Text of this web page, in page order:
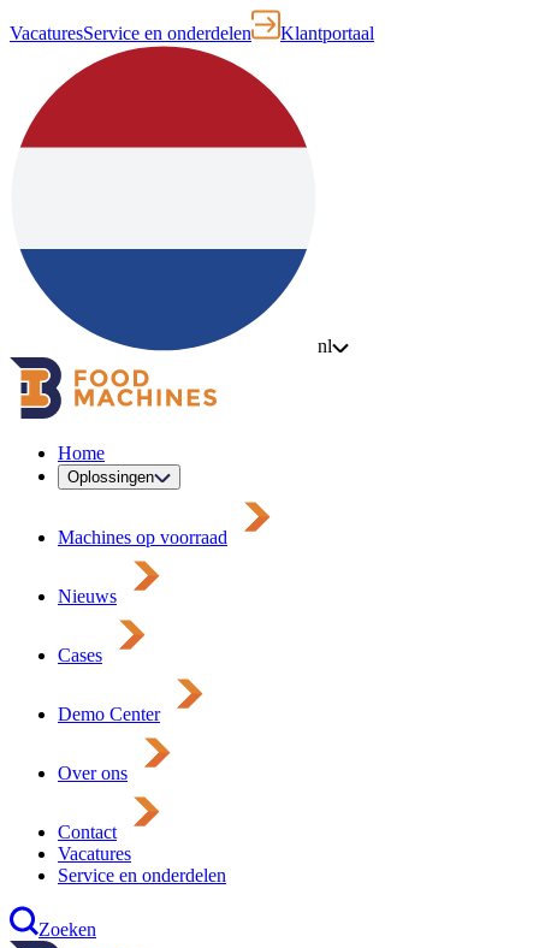
VacaturesService en onderdelen Klantportaal
nl
Home
Oplossingen
Machines op voorraad
Nieuws
Cases
Demo Center
Over ons
Contact
Vacatures
Service en onderdelen
Zoeken